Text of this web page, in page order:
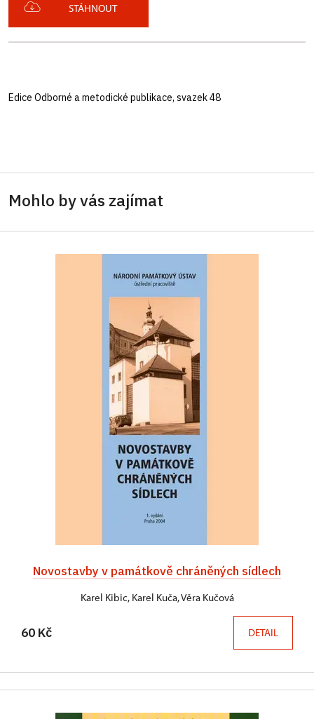
STÁHNOUT
Edice Odborné a metodické publikace, svazek 48
Mohlo by vás zajímat
Novostavby v památkově chráněných sídlech
Karel Kibic, Karel Kuča, Věra Kučová
60 Kč DETAIL